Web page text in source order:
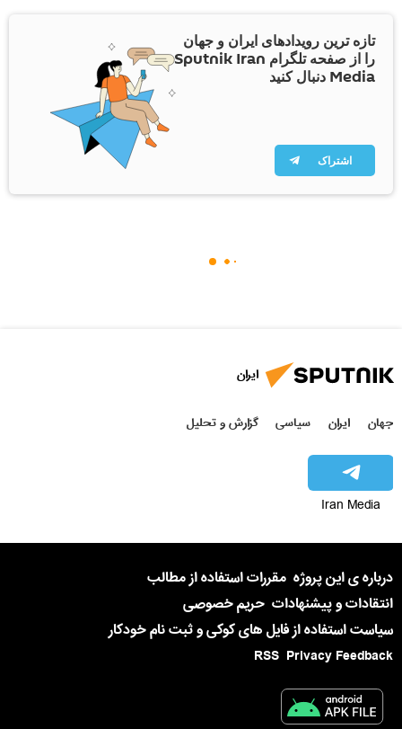
تازه ترین رویدادهای ایران و جهان
را از صفحه تلگرام Sputnik Iran
Media دنبال کنید
اشتراک
ایران
جهان ایران سیاسی گزارش و تحلیل
Iran Media
درباره ی این پروژه مقررات استفاده از مطالب
انتقادات و پیشنهادات حریم خصوصی
سیاست استفاده از فایل های کوکی و ثبت نام خودکار
Privacy Feedback
RSS